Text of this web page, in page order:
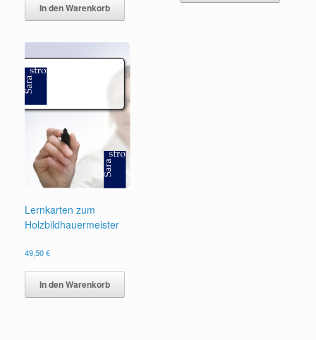
In den Warenkorb
Lernkarten zum
Holzbildhauermeister
49,50€
In den Warenkorb